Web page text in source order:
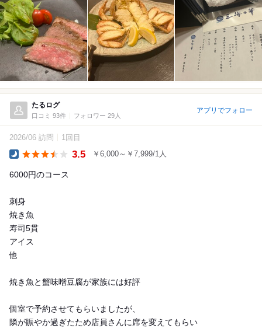
たるログ
口コミ 93件 フォロワー 29人
アプリでフォロー
2026/06 訪問 1回目
3.5 ￥6,000～￥7,999/1人
6000円のコース
刺身
焼き魚
寿司5貫
アイス
他
焼き魚と蟹味噌豆腐が家族には好評
個室で予約させてもらいましたが、
隣が賑やか過ぎたため店員さんに席を変えてもらい